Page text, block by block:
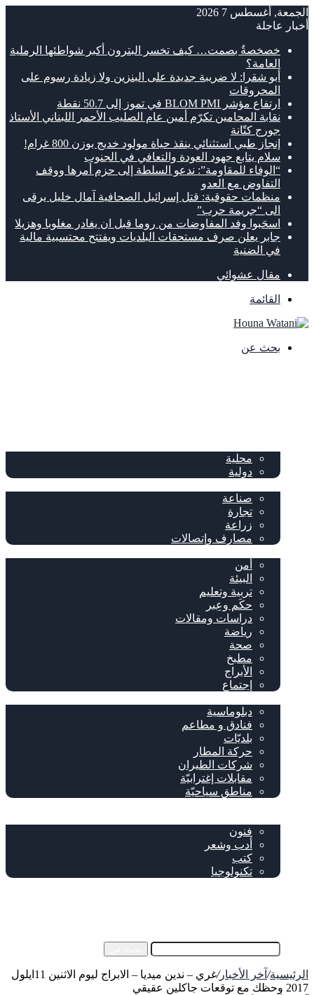
الجمعة, أغسطس 7 2026
أخبار عاجلة
خصخصةٌ بصمت… كيف تخسر البترون أكبر شواطئها الرملية
العامة؟
أبو شقرا: لا ضريبة جديدة على البنزين ولا زيادة رسوم على
المحروقات
ارتفاع مؤشر BLOM PMI في تموز إلى 50.7 نقطة
نقابة المحامين تكرّم أمين عام الصليب الأحمر اللبناني الأستاذ
جورج كتّانة
إنجاز طبي استثنائي ينقذ حياة مولود خديج بوزن 800 غرام!
سلام يتابع جهود العودة والتعافي في الجنوب
“الوفاء للمقاومة”: ندعو السلطة إلى حزم أمرها ووقف
التفاوض مع العدو
منظمات حقوقية: قتل إسرائيل الصحافية آمال خليل يرقى
الى “جريمة حرب”
اسحَبوا وفد المفاوضات من روما قبل ان يغادر مغلوبا وهزيلا
جابر يعلن صرف مستحقات البلديات ويفتتح محتسبية مالية
في الضنية
مقال عشوائي
القائمة
بحث عن
محلية
دولية
صناعة
تجارة
زراعة
مصارف وإتصالات
أمن
البيئة
تربية وتعليم
حكَم وعِبر
دراسات ومقالات
رياضة
صحة
مطبخ
الأبراج
إجتماع
دبلوماسية
فنادق و مطاعم
بلديّات
حركة المطار
شركات الطيران
مقابلات إغترابيّة
مناطق سياحيّة
فنون
أدب وشعر
كتب
تكنولوجيا
الرئيسية/ آخر الأخبار/
غري – ندين ميديا – الابراج ليوم الاثنين 11ايلول
2017 وحظك مع توقعات جاكلين عقيقي